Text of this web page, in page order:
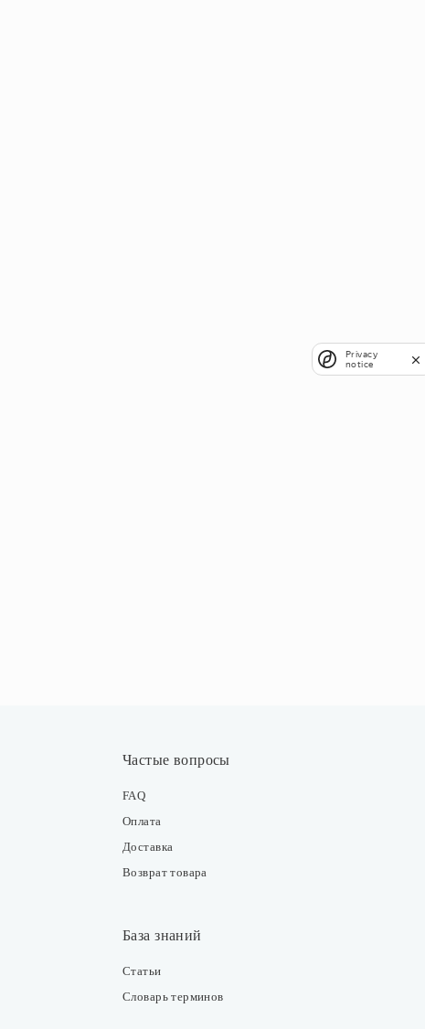
Частые вопросы
FAQ
Оплата
Доставка
Возврат товара
База знаний
Статьи
Словарь терминов
Privacy
notice